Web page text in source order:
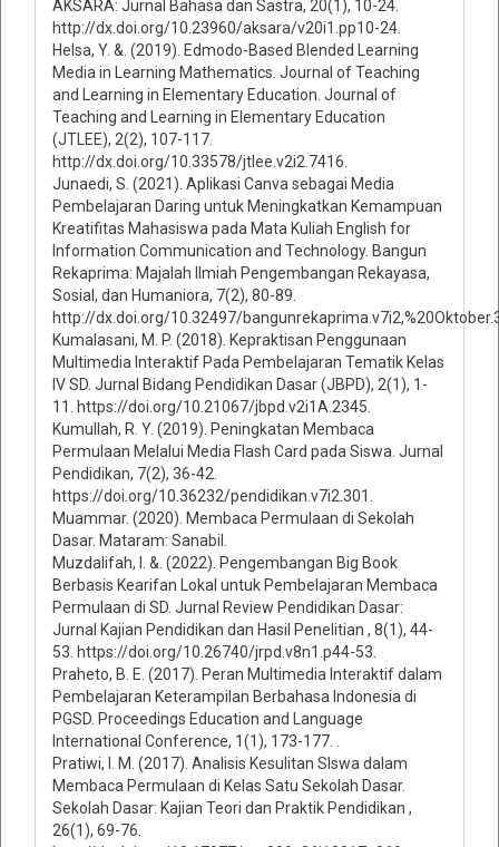
AKSARA: Jurnal Bahasa dan Sastra, 20(1), 10-24.
http://dx.doi.org/10.23960/aksara/v20i1.pp10-24.
Helsa, Y. &. (2019). Edmodo-Based Blended Learning
Media in Learning Mathematics. Journal of Teaching
and Learning in Elementary Education. Journal of
Teaching and Learning in Elementary Education
(JTLEE), 2(2), 107-117.
http://dx.doi.org/10.33578/jtlee.v2i2.7416.
Junaedi, S. (2021). Aplikasi Canva sebagai Media
Pembelajaran Daring untuk Meningkatkan Kemampuan
Kreatifitas Mahasiswa pada Mata Kuliah English for
Information Communication and Technology. Bangun
Rekaprima: Majalah Ilmiah Pengembangan Rekayasa,
Sosial, dan Humaniora, 7(2), 80-89.
http://dx.doi.org/10.32497/
Kumalasani, M. P. (2018). Kepraktisan Penggunaan
Multimedia Interaktif Pada Pembelajaran Tematik Kelas
IV SD. Jurnal Bidang Pendidikan Dasar (JBPD), 2(1), 1-
11. https://doi.org/10.21067/jbpd.v2i1A.2345.
Kumullah, R. Y. (2019). Peningkatan Membaca
Permulaan Melalui Media Flash Card pada Siswa. Jurnal
Pendidikan, 7(2), 36-42.
https://doi.org/10.36232/pendidikan.v7i2.301.
Muammar. (2020). Membaca Permulaan di Sekolah
Dasar. Mataram: Sanabil.
Muzdalifah, I. &. (2022). Pengembangan Big Book
Berbasis Kearifan Lokal untuk Pembelajaran Membaca
Permulaan di SD. Jurnal Review Pendidikan Dasar:
Jurnal Kajian Pendidikan dan Hasil Penelitian , 8(1), 44-
53. https://doi.org/10.26740/jrpd.v8n1.p44-53.
Praheto, B. E. (2017). Peran Multimedia Interaktif dalam
Pembelajaran Keterampilan Berbahasa Indonesia di
PGSD. Proceedings Education and Language
International Conference, 1(1), 173-177. .
Pratiwi, I. M. (2017). Analisis Kesulitan SIswa dalam
Membaca Permulaan di Kelas Satu Sekolah Dasar.
Sekolah Dasar: Kajian Teori dan Praktik Pendidikan ,
26(1), 69-76.